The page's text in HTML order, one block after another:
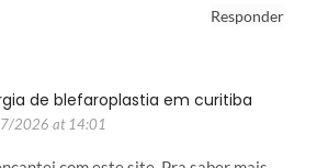
Responder
de blefaroplastia em curitiba
2026 at 14:01